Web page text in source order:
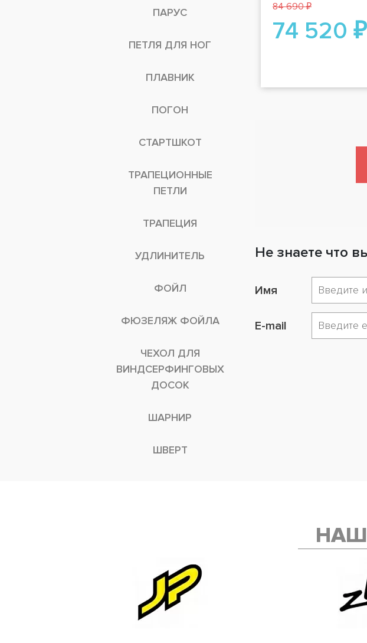
ПАРУС
ПЕТЛЯ ДЛЯ НОГ
ПЛАВНИК
ПОГОН
СТАРТШКОТ
ТРАПЕЦИОННЫЕ
ПЕТЛИ
ТРАПЕЦИЯ
УДЛИНИТЕЛЬ
ФОЙЛ
ФЮЗЕЛЯЖ ФОЙЛА
ЧЕХОЛ ДЛЯ
ВИНДСЕРФИНГОВЫХ
ДОСОК
ШАРНИР
ШВЕРТ
84 690 ₽
74 520 ₽
Не знаете что
Имя
E-mail